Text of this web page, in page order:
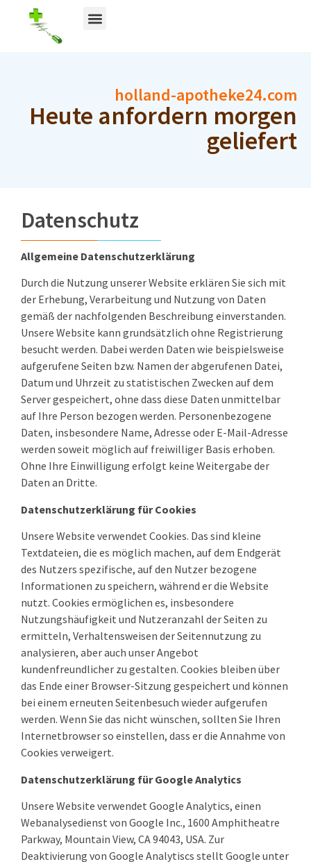
holland-apotheke24.com
Heute anfordern morgen
geliefert
Datenschutz
Allgemeine Datenschutzerklärung
Durch die Nutzung unserer Website erklären Sie sich mit
der Erhebung, Verarbeitung und Nutzung von Daten
gemäß der nachfolgenden Beschreibung einverstanden.
Unsere Website kann grundsätzlich ohne Registrierung
besucht werden. Dabei werden Daten wie beispielsweise
aufgerufene Seiten bzw. Namen der abgerufenen Datei,
Datum und Uhrzeit zu statistischen Zwecken auf dem
Server gespeichert, ohne dass diese Daten unmittelbar
auf Ihre Person bezogen werden. Personenbezogene
Daten, insbesondere Name, Adresse oder E-Mail-Adresse
werden soweit möglich auf freiwilliger Basis erhoben.
Ohne Ihre Einwilligung erfolgt keine Weitergabe der
Daten an Dritte.
Datenschutzerklärung für Cookies
Unsere Website verwendet Cookies. Das sind kleine
Textdateien, die es möglich machen, auf dem Endgerät
des Nutzers spezifische, auf den Nutzer bezogene
Informationen zu speichern, während er die Website
nutzt. Cookies ermöglichen es, insbesondere
Nutzungshäufigkeit und Nutzeranzahl der Seiten zu
ermitteln, Verhaltensweisen der Seitennutzung zu
analysieren, aber auch unser Angebot
kundenfreundlicher zu gestalten. Cookies bleiben über
das Ende einer Browser-Sitzung gespeichert und können
bei einem erneuten Seitenbesuch wieder aufgerufen
werden. Wenn Sie das nicht wünschen, sollten Sie Ihren
Internetbrowser so einstellen, dass er die Annahme von
Cookies verweigert.
Datenschutzerklärung für Google Analytics
Unsere Website verwendet Google Analytics, einen
Webanalysedienst von Google Inc., 1600 Amphitheatre
Parkway, Mountain View, CA 94043, USA. Zur
Deaktivierung von Google Analytiscs stellt Google unter